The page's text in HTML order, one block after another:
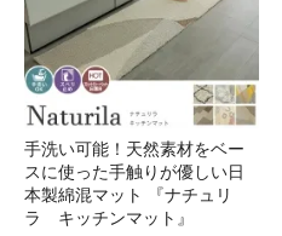
手洗い可能！天然素材をベー
スに使った手触りが優しい日
本製綿混マット 『ナチュリ
ラ キッチンマット』